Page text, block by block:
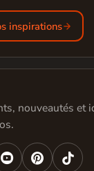
inspirations
nouveautés et
 